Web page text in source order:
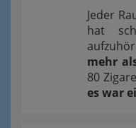
Jeder
hat
mehr
80
es war